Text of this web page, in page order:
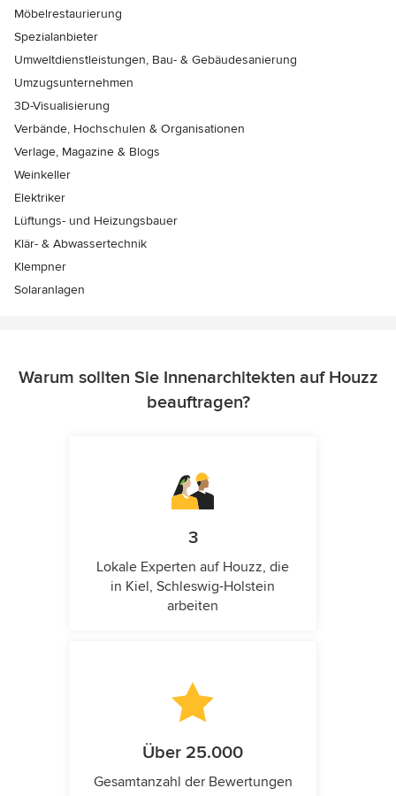
Möbelrestaurierung
Spezialanbieter
Umweltdienstleistungen, Bau- & Gebäudesanierung
Umzugsunternehmen
3D-Visualisierung
Verbände, Hochschulen & Organisationen
Verlage, Magazine & Blogs
Weinkeller
Elektriker
Lüftungs- und Heizungsbauer
Klär- & Abwassertechnik
Klempner
Solaranlagen
Warum sollten Sie Innenarchitekten auf Houzz
beauftragen?
3
Lokale Experten auf Houzz, die
in Kiel, Schleswig-Holstein
arbeiten
Über 25.000
Gesamtanzahl der Bewertungen